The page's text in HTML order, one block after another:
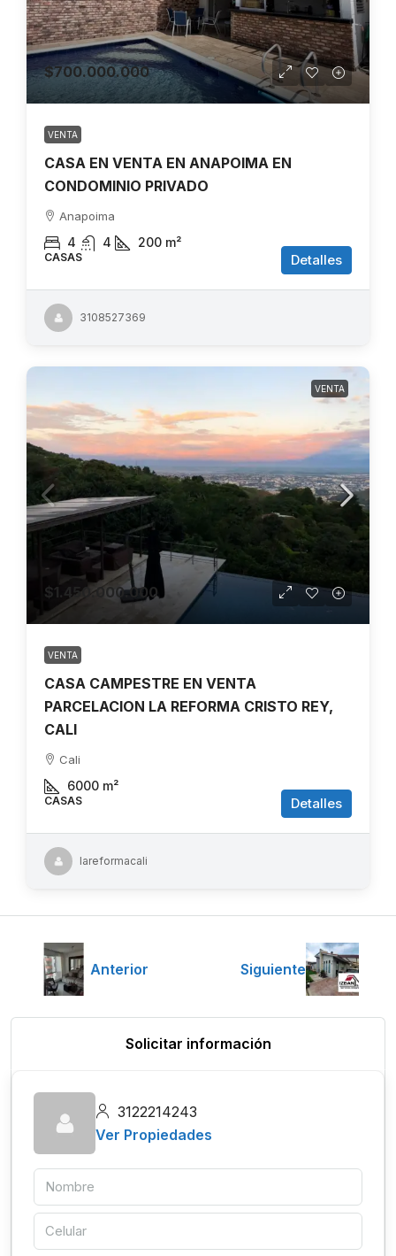
$700.000.000
VENTA
CASA EN VENTA EN ANAPOIMA EN
CONDOMINIO PRIVADO
Anapoima
4 4 200 m²
CASAS Detalles
3108527369
VENTA
$1.450.000.000
VENTA
CASA CAMPESTRE EN VENTA
PARCELACION LA REFORMA CRISTO REY,
CALI
Cali
6000 m²
CASAS Detalles
lareformacali
Anterior Siguiente
Solicitar información
3122214243
Ver Propiedades